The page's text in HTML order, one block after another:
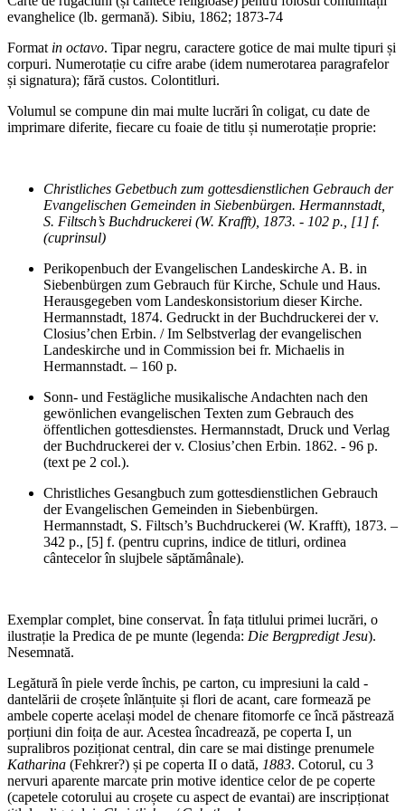
evanghelice (lb. germană). Sibiu, 1862; 1873-74
Format in octavo. Tipar negru, caractere gotice de mai multe tipuri și
corpuri. Numerotație cu cifre arabe (idem numerotarea paragrafelor
și signatura); fără custos. Colontitluri.
Volumul se compune din mai multe lucrări în coligat, cu date de
imprimare diferite, fiecare cu foaie de titlu și numerotație proprie:
Christliches Gebetbuch zum gottesdienstlichen Gebrauch der
Evangelischen Gemeinden in Siebenbürgen. Hermannstadt,
S. Filtsch’s Buchdruckerei (W. Krafft), 1873. - 102 p., [1] f.
(cuprinsul)
Perikopenbuch der Evangelischen Landeskirche A. B. in
Siebenbürgen zum Gebrauch für Kirche, Schule und Haus.
Herausgegeben vom Landeskonsistorium dieser Kirche.
Hermannstadt, 1874. Gedruckt in der Buchdruckerei der v.
Closius’chen Erbin. / Im Selbstverlag der evangelischen
Landeskirche und in Commission bei fr. Michaelis in
Hermannstadt. – 160 p.
Sonn- und Festägliche musikalische Andachten nach den
gewönlichen evangelischen Texten zum Gebrauch des
öffentlichen gottesdienstes. Hermannstadt, Druck und Verlag
der Buchdruckerei der v. Closius’chen Erbin. 1862. - 96 p.
(text pe 2 col.).
Christliches Gesangbuch zum gottesdienstlichen Gebrauch
der Evangelischen Gemeinden in Siebenbürgen.
Hermannstadt, S. Filtsch’s Buchdruckerei (W. Krafft), 1873. –
342 p., [5] f. (pentru cuprins, indice de titluri, ordinea
cântecelor în slujbele săptămânale).
Exemplar complet, bine conservat. În fața titlului primei lucrări, o
ilustrație la Predica de pe munte (legenda: Die Bergpredigt Jesu).
Nesemnată.
Legătură în piele verde închis, pe carton, cu impresiuni la cald -
dantelării de croșete înlănțuite și flori de acant, care formează pe
ambele coperte același model de chenare fitomorfe ce încă păstrează
porțiuni din foița de aur. Acestea încadrează, pe coperta I, un
supralibros poziționat central, din care se mai distinge prenumele
Katharina (Fehkrer?) și pe coperta II o dată, 1883. Cotorul, cu 3
nervuri aparente marcate prin motive identice celor de pe coperte
(capetele cotorului au croșete cu aspect de evantai) are inscripționat